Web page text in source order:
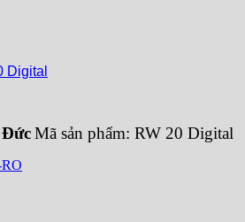
Digital
Mã sản phẩm: RW 20 Digital